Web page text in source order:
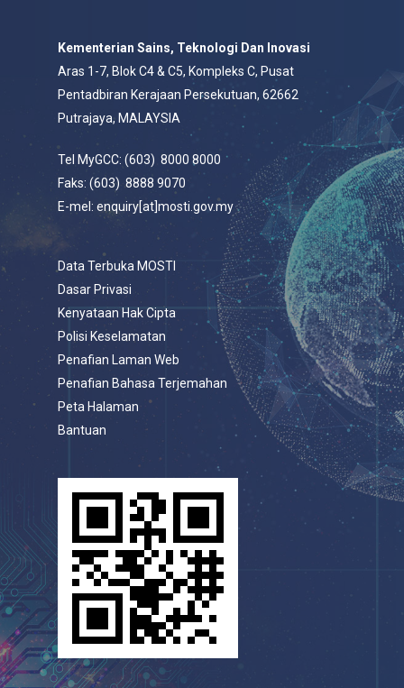
Kementerian Sains, Teknologi Dan Inovasi
Aras 1-7, Blok C4 & C5, Kompleks C, Pusat
Pentadbiran Kerajaan Persekutuan, 62662
Putrajaya, MALAYSIA
Tel MyGCC: (603) 8000 8000
Faks: (603) 8888 9070
E-mel: enquiry[at]mosti.gov.my
Data Terbuka MOSTI
Dasar Privasi
Kenyataan Hak Cipta
Polisi Keselamatan
Penafian Laman Web
Penafian Bahasa Terjemahan
Peta Halaman
Bantuan